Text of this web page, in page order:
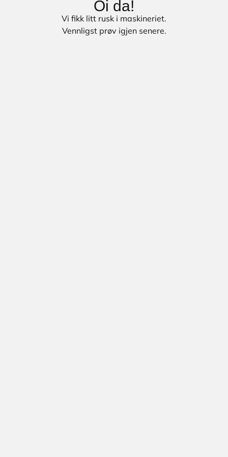
Oi da!
Vi fikk litt rusk i maskineriet.
Vennligst prøv igjen senere.